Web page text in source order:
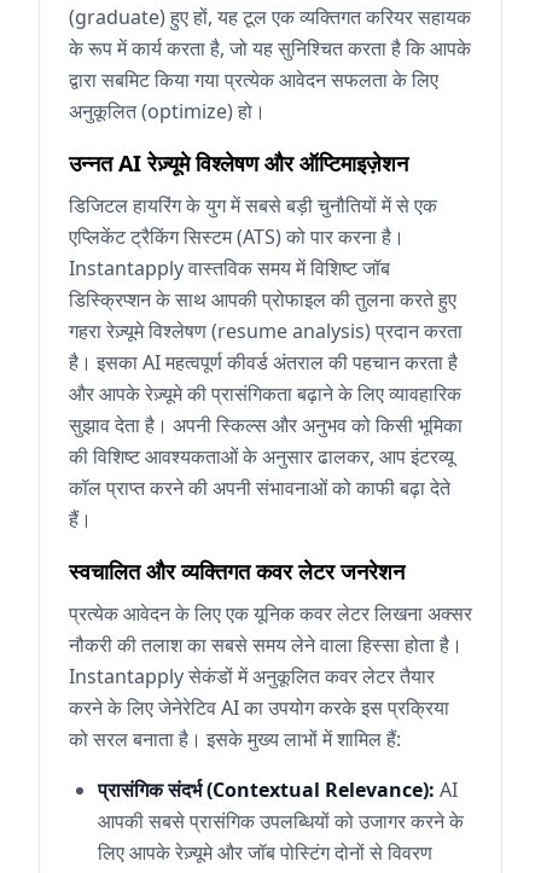
(graduate) हुए हों, यह टूल एक व्यक्तिगत करियर सहायक
के रूप में कार्य करता है, जो यह सुनिश्चित करता है कि आपके
द्वारा सबमिट किया गया प्रत्येक आवेदन सफलता के लिए
अनुकूलित (optimize) हो।
उन्नत AI रेज़्यूमे विश्लेषण और ऑप्टिमाइज़ेशन
डिजिटल हायरिंग के युग में सबसे बड़ी चुनौतियों में से एक
एप्लिकेंट ट्रैकिंग सिस्टम (ATS) को पार करना है।
Instantapply वास्तविक समय में विशिष्ट जॉब
डिस्क्रिप्शन के साथ आपकी प्रोफाइल की तुलना करते हुए
गहरा रेज़्यूमे विश्लेषण (resume analysis) प्रदान करता
है। इसका AI महत्वपूर्ण कीवर्ड अंतराल की पहचान करता है
और आपके रेज़्यूमे की प्रासंगिकता बढ़ाने के लिए व्यावहारिक
सुझाव देता है। अपनी स्किल्स और अनुभव को किसी भूमिका
की विशिष्ट आवश्यकताओं के अनुसार ढालकर, आप इंटरव्यू
कॉल प्राप्त करने की अपनी संभावनाओं को काफी बढ़ा देते
हैं।
स्वचालित और व्यक्तिगत कवर लेटर जनरेशन
प्रत्येक आवेदन के लिए एक यूनिक कवर लेटर लिखना अक्सर
नौकरी की तलाश का सबसे समय लेने वाला हिस्सा होता है।
Instantapply सेकंडों में अनुकूलित कवर लेटर तैयार
करने के लिए जेनेरेटिव AI का उपयोग करके इस प्रक्रिया
को सरल बनाता है। इसके मुख्य लाभों में शामिल हैं:
प्रासंगिक संदर्भ (Contextual Relevance): AI
आपकी सबसे प्रासंगिक उपलब्धियों को उजागर करने के
लिए आपके रेज़्यूमे और जॉब पोस्टिंग दोनों से विवरण